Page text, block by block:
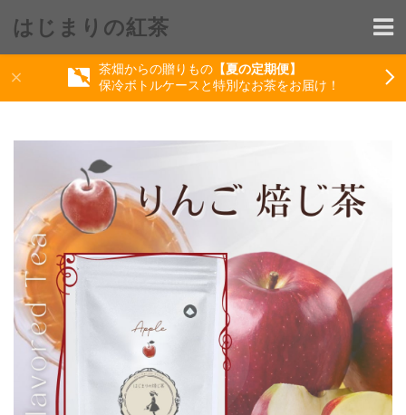
茶畑からの贈りもの【夏の定期便】
保冷ボトルケースと特別なお茶をお届け！
はじまりの紅茶